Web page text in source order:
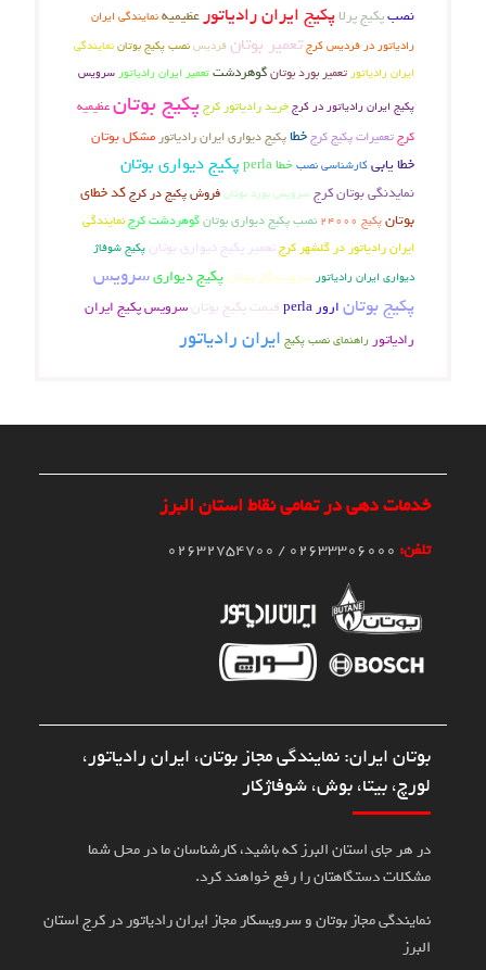
نصبپکیج پرلا پکیج ایران رادیاتورعظیمیهنمایندگی ایران
رادیاتور در فردیس کرجتعمیر بوتان فردیسنصب پکیج بوتاننمایندگی
ایران رادیاتورتعمیر بورد بوتانگوهردشتتعمیر ایران رادیاتورسرویس
پکیج ایران رادیاتور در کرجخرید رادیاتور کرج پکیج بوتانعظیمیه
کرجتعمیرات پکیج کرجخطاپکیج دیواری ایران رادیاتور مشکل بوتان
خطا یابیکارشناسی نصبخطا perla پکیج دیواری بوتان
نمایدنگی بوتان کرج سرویس بورد بوتان فروش پکیج در کرجکد خطای
بوتان پکیج 24000 نصب پکیج دیواری بوتانگوهردشت کرجنمایندگی
ایران رادیاتور در گلشهر کرجتعمیر پکیج دیواری بوتان پکیج شوفاژ
دیواری ایران رادیاتورسرویسکار بوتانپکیج دیواریسرویس
پکیج بوتان ارور perla قیمت پکیج بوتان سرویس پکیج ایران
رادیاتور راهنمای نصب پکیج ایران رادیاتور
خدمات دهی در تمامی نقاط استان البرز
تلفن:
بوتان ایران: نمایندگی مجاز بوتان، ایران رادیاتور،
لورچ، بیتا، بوش، شوفاژکار
در هر جای استان البرز که باشید، کارشناسان ما در محل شما
مشکلات دستگاهتان را رفع خواهند کرد.
نمایندگی مجاز بوتان و سرویسکار مجاز ایران رادیاتور در کرج استان
البرز